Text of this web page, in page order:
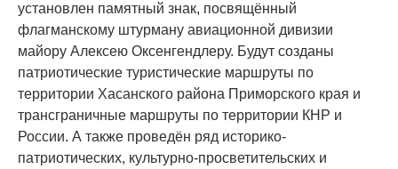
установлен памятный знак, посвящённый
флагманскому штурману авиационной дивизии
майору Алексею Оксенгендлеру. Будут созданы
патриотические туристические маршруты по
территории Хасанского района Приморского края и
трансграничные маршруты по территории КНР и
России. А также проведён ряд историко-
патриотических, культурно-просветительских и